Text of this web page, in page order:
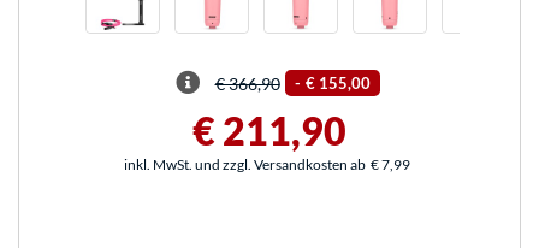
€ 366,90 - € 155,00
€ 211,90
inkl. MwSt. und zzgl. Versandkosten ab € 7,99